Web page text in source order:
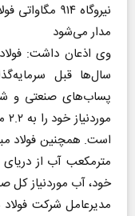
نیروگاه ۹۱۴
مدار می‌شود
وی اذعان داشت:
سال‌ها قبل
پساب‌های صنعتی و
مترمکعب آب از دریای
خود، آب موردنیاز کل